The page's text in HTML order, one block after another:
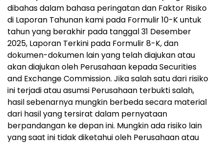
dibahas dalam bahasa peringatan dan Faktor Risiko
di Laporan Tahunan kami pada Formulir 10-K untuk
tahun yang berakhir pada tanggal 31 Desember
2025, Laporan Terkini pada Formulir 8-K, dan
dokumen-dokumen lain yang telah diajukan atau
akan diajukan oleh Perusahaan kepada Securities
and Exchange Commission. Jika salah satu dari risiko
ini terjadi atau asumsi Perusahaan terbukti salah,
hasil sebenarnya mungkin berbeda secara material
dari hasil yang tersirat dalam pernyataan
berpandangan ke depan ini. Mungkin ada risiko lain
yang saat ini tidak diketahui oleh Perusahaan atau